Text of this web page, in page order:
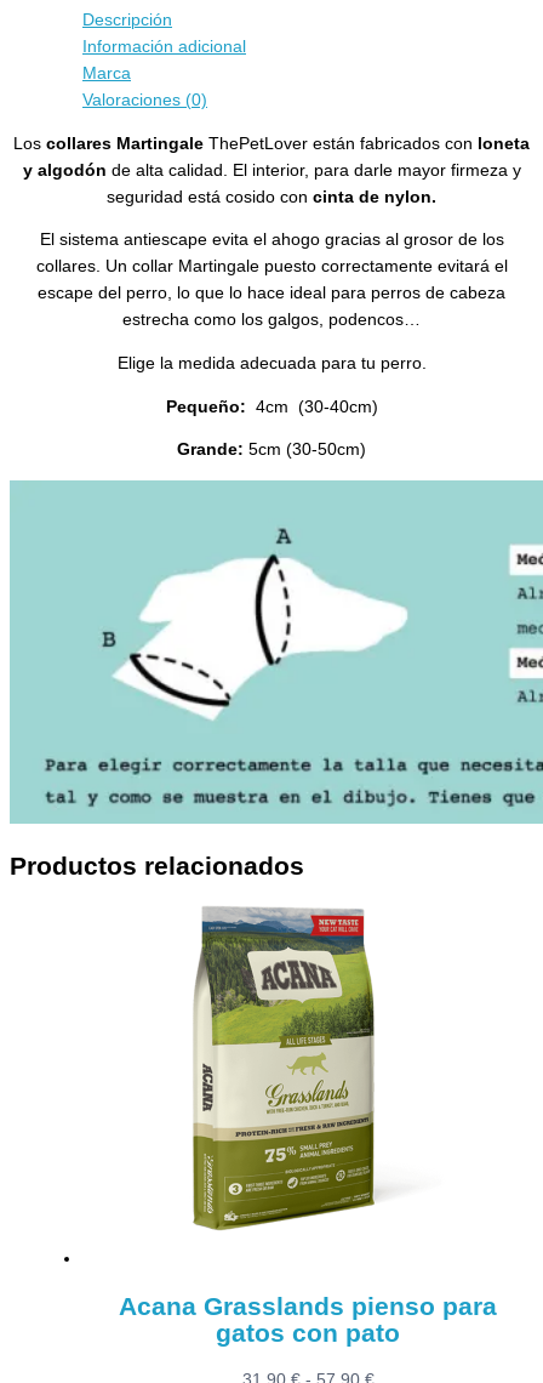
Descripción
Información adicional
Marca
Valoraciones (0)
Los collares Martingale ThePetLover están fabricados con loneta
y algodón de alta calidad. El interior, para darle mayor firmeza y
seguridad está cosido con cinta de nylon.
El sistema antiescape evita el ahogo gracias al grosor de los
collares. Un collar Martingale puesto correctamente evitará el
escape del perro, lo que lo hace ideal para perros de cabeza
estrecha como los galgos, podencos…
Elige la medida adecuada para tu perro.
Pequeño: 4cm (30-40cm)
Grande: 5cm (30-50cm)
Productos relacionados
Acana Grasslands pienso para
gatos con pato
Rango